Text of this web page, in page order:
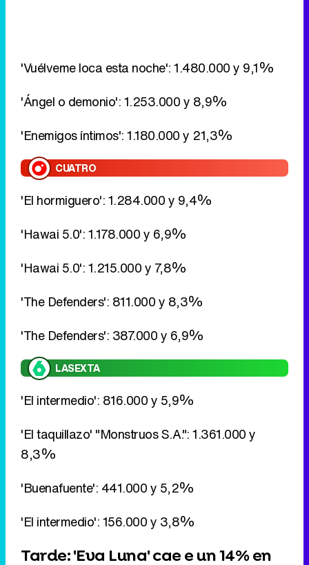
CUATRO
'El hormiguero': 1.284.000 y 9,4%
'Hawai 5.0': 1.178.000 y 6,9%
'Hawai 5.0': 1.215.000 y 7,8%
'The Defenders': 811.000 y 8,3%
'The Defenders': 387.000 y 6,9%
LASEXTA
'El intermedio': 816.000 y 5,9%
'El taquillazo' "Monstruos S.A.": 1.361.000 y
8,3%
'Buenafuente': 441.000 y 5,2%
'El intermedio': 156.000 y 3,8%
Tarde: 'Eva Luna' cae e un 14% en
la tarde de La 1
Segunda oportunidad de 'Eva Luna
audiencia. La nueva telenovela de La 1 no es
capaz de mantener los datos de su estreno y